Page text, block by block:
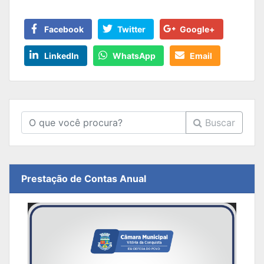
Facebook Twitter Google+
LinkedIn WhatsApp Email
Buscar
Prestação de Contas Anual